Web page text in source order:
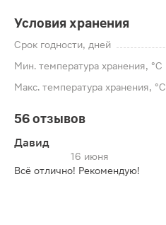
Условия хранения
Срок годности, дней
Мин. температура хранения, °C
Макс. температура хранения, °C
56 отзывов
Давид
16 июня
Всё отлично! Рекомендую!